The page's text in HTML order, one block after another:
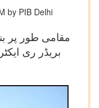
by PIB Delhi
بریڈر ری